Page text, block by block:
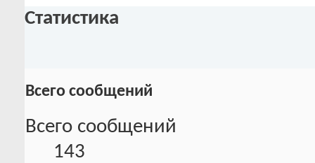
Статистика
Всего сообщений
Всего сообщений
143